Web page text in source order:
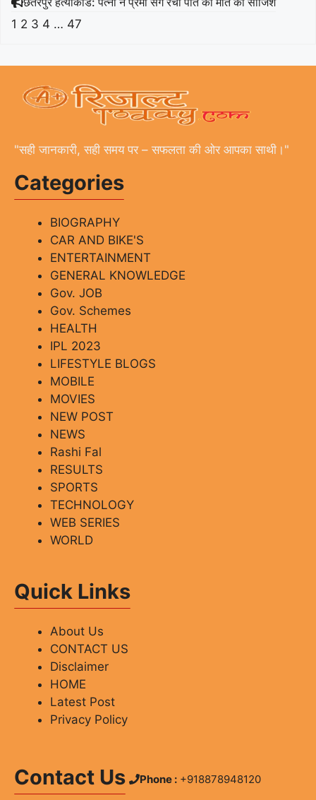
1 2 3 4 … 47
"सही जानकारी, सही समय पर – सफलता की ओर आपका साथी।"
Categories
BIOGRAPHY
CAR AND BIKE'S
ENTERTAINMENT
GENERAL KNOWLEDGE
Gov. JOB
Gov. Schemes
HEALTH
IPL 2023
LIFESTYLE BLOGS
MOBILE
MOVIES
NEW POST
NEWS
Rashi Fal
RESULTS
SPORTS
TECHNOLOGY
WEB SERIES
WORLD
Quick Links
About Us
CONTACT US
Disclaimer
HOME
Latest Post
Privacy Policy
Contact Us Phone : +918878948120